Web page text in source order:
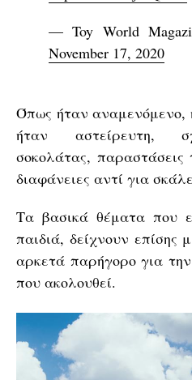
— Toy World
November 17, 2020
Όπως ήταν αναμενόμενο,
ήταν αστείρευτη,
σοκολάτας,
διαφάνειες αντί για
Τα βασικά θέματα που
παιδιά, δείχνουν επίσης
αρκετά παρήγορο για
που ακολουθεί.